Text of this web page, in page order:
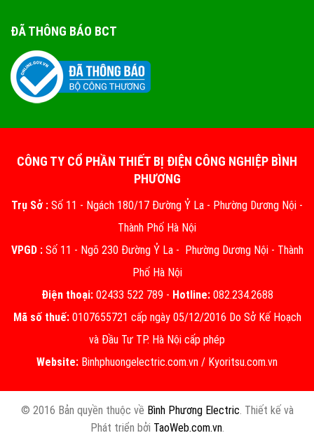
ĐÃ THÔNG BÁO BCT
CÔNG TY CỔ PHẦN THIẾT BỊ ĐIỆN CÔNG NGHIỆP BÌNH
PHƯƠNG
Trụ Sở : Số 11 - Ngách 180/17 Đường Ỷ La - Phường Dương Nội -
Thành Phố Hà Nội
VPGD :Số 11 - Ngõ 230 Đường Ỷ La - Phường Dương Nội - Thành
Phố Hà Nội
Điện thoại:02433 522 789 - Hotline:082.234.2688
Mã số thuế:0107655721 cấp ngày 05/12/2016 Do Sở Kế Hoạch
và Đầu Tư TP. Hà Nội cấp phép
Website: Binhphuongelectric.com.vn / Kyoritsu.com.vn
© 2016 Bản quyền thuộc về Bình Phương Electric. Thiết kế và
Phát triển bởi TaoWeb.com.vn.